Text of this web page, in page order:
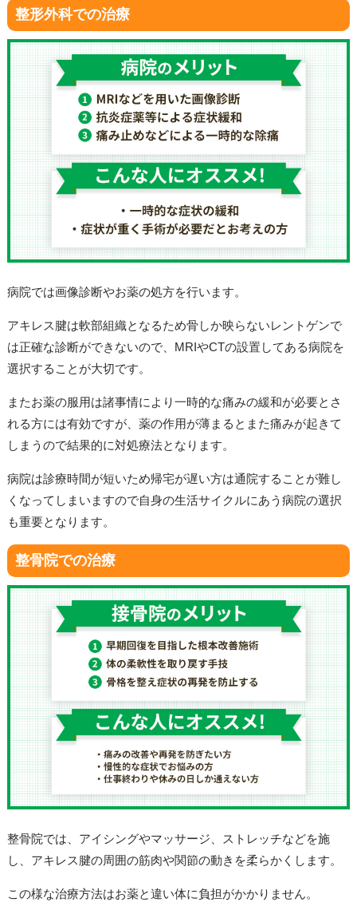
整形外科での治療
病院では画像診断やお薬の処方を行います。
アキレス腱は軟部組織となるため骨しか映らないレントゲンで
は正確な診断ができないので、MRIやCTの設置してある病院を
選択することが大切です。
またお薬の服用は諸事情により一時的な痛みの緩和が必要とさ
れる方には有効ですが、薬の作用が薄まるとまた痛みが起きて
しまうので結果的に対処療法となります。
病院は診療時間が短いため帰宅が遅い方は通院することが難し
くなってしまいますので自身の生活サイクルにあう病院の選択
も重要となります。
整骨院での治療
整骨院では、アイシングやマッサージ、ストレッチなどを施
し、アキレス腱の周囲の筋肉や関節の動きを柔らかくします。
この様な治療方法はお薬と違い体に負担がかかりません。